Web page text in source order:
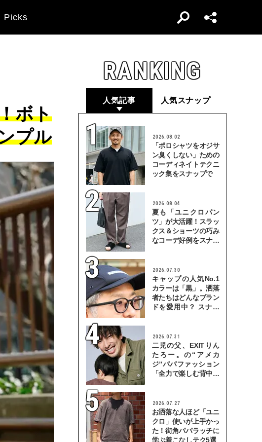
Picks
ボト
プル
RANKING
人気記事 人気スナップ
2026.08.02
「ポロシャツをオジサ
ン臭くしない」ための
コーディネイトテクニ
ック集をスナップで
2026.08.04
夏も「ユニクロパン
ツ」が大活躍！スラッ
クス＆ショーツの巧み
なコーデ好例をスナッ
2026.07.30
キャップの人気No.1
カラーは「黒」。洒落
者たちはどんなブラン
ドを愛用中？ スナッ
2026.07.31
二児の父、EXITりん
たろー。の“アメカ
ジ”パパファッション
「全力で楽しむ背中を
2026.07.27
お洒落な人ほど「ユニ
クロ」使いが上手かっ
た！街角パパラッチに
学ぶ着こなしテク5選